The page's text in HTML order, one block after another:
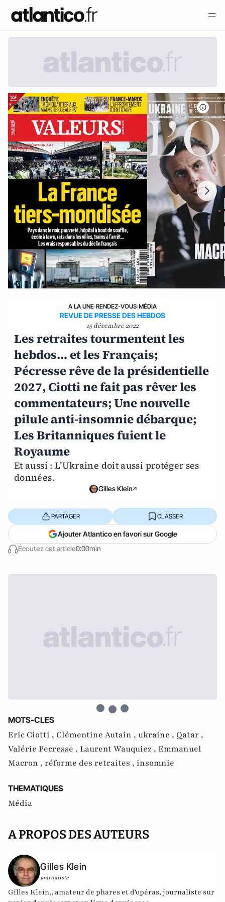
A LA UNE›RENDEZ-VOUS›MÉDIA
REVUE DE PRESSE DES HEBDOS
15 décembre 2022
Les retraites tourmentent les
hebdos… et les Français;
Pécresse rêve de la présidentielle
2027, Ciotti ne fait pas rêver les
commentateurs; Une nouvelle
pilule anti-insomnie débarque;
Les Britanniques fuient le
Royaume
Et aussi : L’Ukraine doit aussi protéger ses
données.
Gilles Klein
Écoutez cet article0:00min
PARTAGER CLASSER
Ajouter Atlantico en favori sur Google
MOTS-CLES
Eric Ciotti , Clémentine Autain , ukraine , Qatar ,
Valérie Pecresse , Laurent Wauquiez , Emmanuel
Macron , réforme des retraites , insomnie
THEMATIQUES
Média
A PROPOS DES AUTEURS
Gilles Klein
Journaliste
Gilles Klein,, amateur de phares et d'opéras, journaliste sur